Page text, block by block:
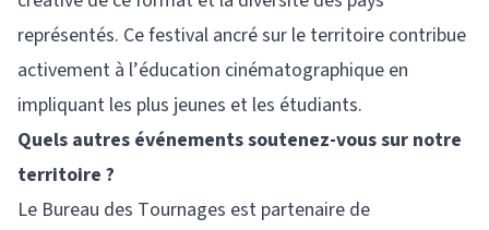
représentés. Ce festival ancré sur le territoire contribue
activement à l’éducation cinématographique en
impliquant les plus jeunes et les étudiants.
Quels autres événements soutenez-vous sur notre
territoire ?
Le Bureau des Tournages est partenaire de